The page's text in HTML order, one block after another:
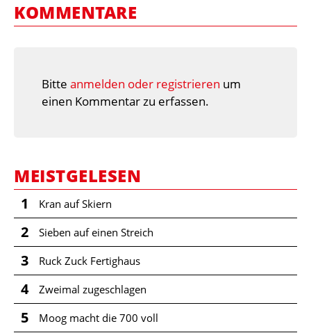
KOMMENTARE
Bitte anmelden oder registrieren um
einen Kommentar zu erfassen.
MEISTGELESEN
1 Kran auf Skiern
2 Sieben auf einen Streich
3 Ruck Zuck Fertighaus
4 Zweimal zugeschlagen
5 Moog macht die 700 voll